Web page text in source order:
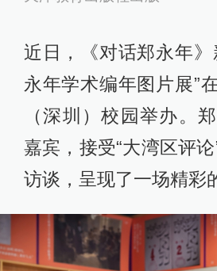
近日，《对话郑永年》
永年学术编年图片展”
（深圳）校园举办。
嘉宾，接受“大湾区评
访谈，呈现了一场精彩